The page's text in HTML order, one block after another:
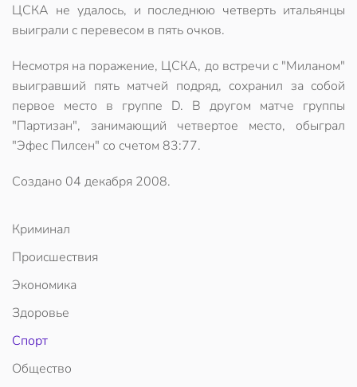
ЦСКА не удалось, и последнюю четверть итальянцы
выиграли с перевесом в пять очков.
Несмотря на поражение, ЦСКА, до встречи с "Миланом"
выигравший пять матчей подряд, сохранил за собой
первое место в группе D. В другом матче группы
"Партизан", занимающий четвертое место, обыграл
"Эфес Пилсен" со счетом 83:77.
Создано 04 декабря 2008.
Криминал
Происшествия
Экономика
Здоровье
Спорт
Общество